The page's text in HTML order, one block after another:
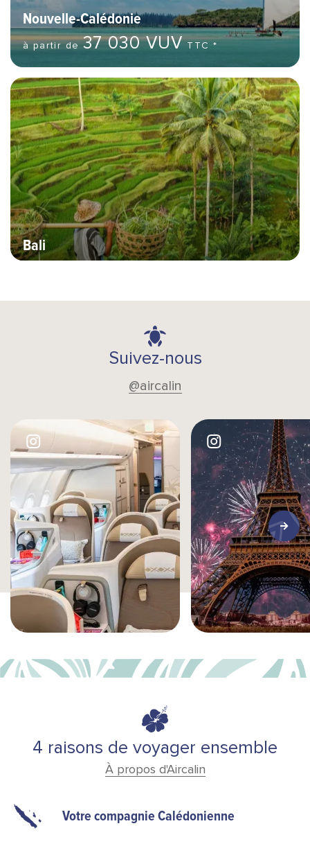
Nouvelle-Calédonie
à partir de37 030 VUV TTC *
Bali
Bannière Hero image
Suivez-nous
@aircalin
Image Image
4 raisons de voyager ensemble
À propos d'Aircalin
Votre compagnie Calédonienne